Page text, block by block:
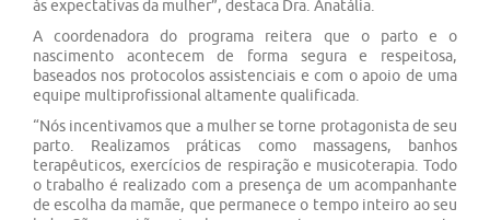
às expectativas da mulher”, destaca Dra. Anatália.
A coordenadora do programa reitera que o parto e o
nascimento acontecem de forma segura e respeitosa,
baseados nos protocolos assistenciais e com o apoio de uma
equipe multiprofissional altamente qualificada.
“Nós incentivamos que a mulher se torne protagonista de seu
parto. Realizamos práticas como massagens, banhos
terapêuticos, exercícios de respiração e musicoterapia. Todo
o trabalho é realizado com a presença de um acompanhante
de escolha da mamãe, que permanece o tempo inteiro ao seu